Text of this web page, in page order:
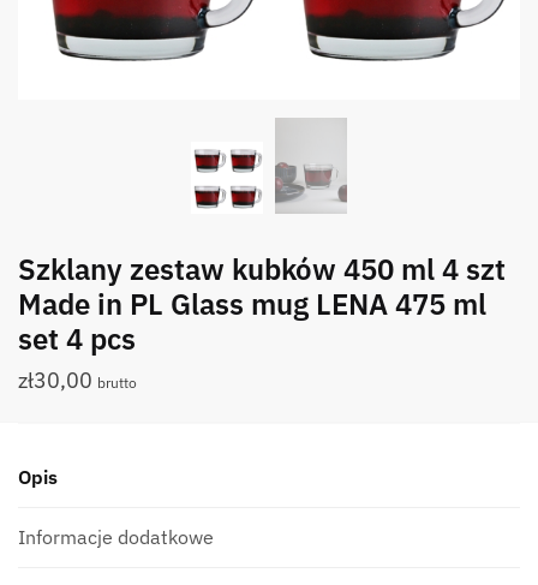
Szklany zestaw kubków 450 ml 4 szt
Made in PL Glass mug LENA 475 ml
set 4 pcs
zł30,00 brutto
Opis
Informacje dodatkowe